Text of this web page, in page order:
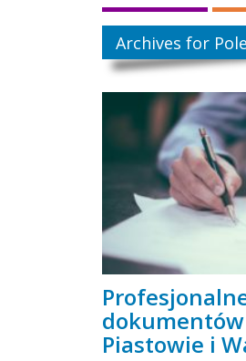
Archives for
Piastowie i